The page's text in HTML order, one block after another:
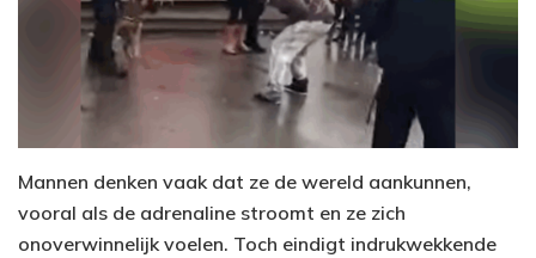
Mannen denken vaak dat ze de wereld aankunnen,
vooral als de adrenaline stroomt en ze zich
onoverwinnelijk voelen. Toch eindigt indrukwekkende